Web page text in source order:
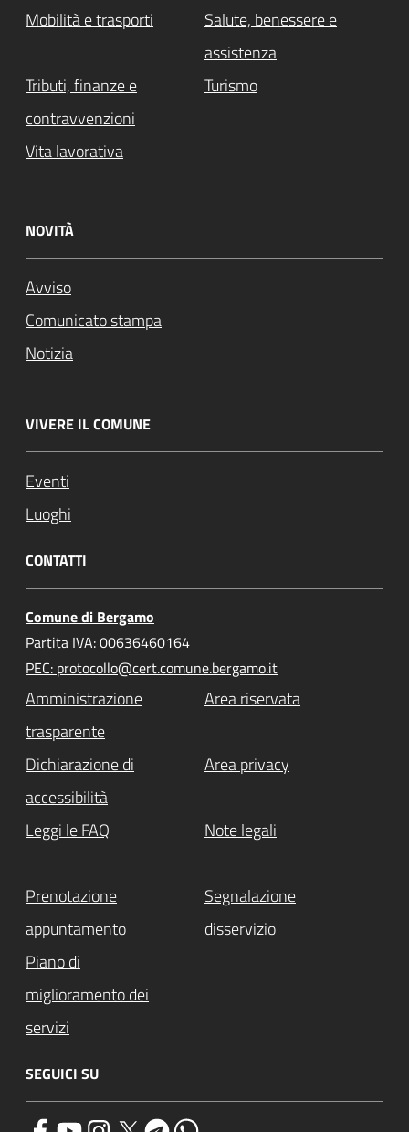
Mobilità e trasporti
Salute, benessere e
assistenza
Tributi, finanze e
contravvenzioni
Turismo
Vita lavorativa
NOVITÀ
Avviso
Comunicato stampa
Notizia
VIVERE IL COMUNE
Eventi
Luoghi
CONTATTI
Comune di Bergamo
Partita IVA: 00636460164
PEC: protocollo@cert.comune.bergamo.it
Amministrazione
trasparente
Area riservata
Dichiarazione di
accessibilità
Area privacy
Leggi le FAQ Note legali
Prenotazione
appuntamento
Segnalazione
disservizio
Piano di
miglioramento dei
servizi
SEGUICI SU